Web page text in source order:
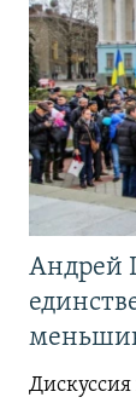
Андрей
Дискуссия